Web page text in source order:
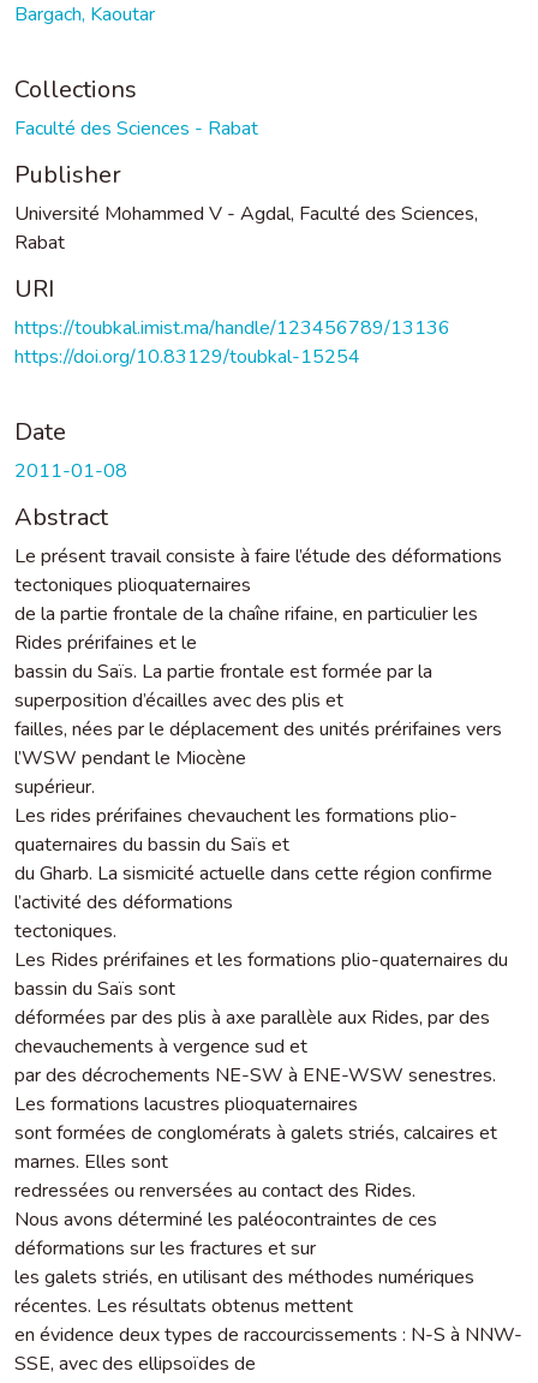
Bargach, Kaoutar
Collections
Faculté des Sciences - Rabat
Publisher
Université Mohammed V - Agdal, Faculté des Sciences,
Rabat
URI
https://toubkal.imist.ma/handle/123456789/13136
https://doi.org/10.83129/toubkal-15254
Date
2011-01-08
Abstract
Le présent travail consiste à faire l’étude des déformations
tectoniques plioquaternaires
de la partie frontale de la chaîne rifaine, en particulier les
Rides prérifaines et le
bassin du Saïs. La partie frontale est formée par la
superposition d’écailles avec des plis et
failles, nées par le déplacement des unités prérifaines vers
l’WSW pendant le Miocène
supérieur.
Les rides prérifaines chevauchent les formations plio-
quaternaires du bassin du Saïs et
du Gharb. La sismicité actuelle dans cette région confirme
l’activité des déformations
tectoniques.
Les Rides prérifaines et les formations plio-quaternaires du
bassin du Saïs sont
déformées par des plis à axe parallèle aux Rides, par des
chevauchements à vergence sud et
par des décrochements NE-SW à ENE-WSW senestres.
Les formations lacustres plioquaternaires
sont formées de conglomérats à galets striés, calcaires et
marnes. Elles sont
redressées ou renversées au contact des Rides.
Nous avons déterminé les paléocontraintes de ces
déformations sur les fractures et sur
les galets striés, en utilisant des méthodes numériques
récentes. Les résultats obtenus mettent
en évidence deux types de raccourcissements : N-S à NNW-
SSE, avec des ellipsoïdes de